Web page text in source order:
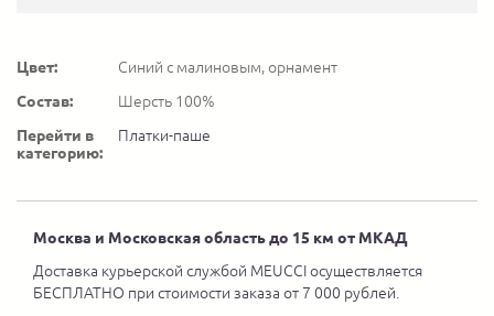
Цвет:
Синий с малиновым, орнамент
Состав:
Шерсть 100%
Перейти в
категорию:
Платки-паше
Москва и Московская область до 15 км от МКАД
Доставка курьерской службой MEUCCI осуществляется
БЕСПЛАТНО при стоимости заказа от 7 000 рублей.